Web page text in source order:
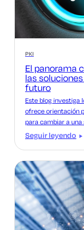
PKI
El panorama
las
futuro
Este blog investiga
ofrece orientación
para cambiar a una
Seguir leyendo